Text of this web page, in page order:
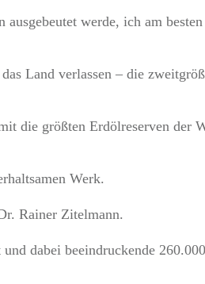
werde, ich am
Land verlassen – die
die größten Erdölreserven der
Werk.
Rainer Zitelmann.
dabei beeindruckende